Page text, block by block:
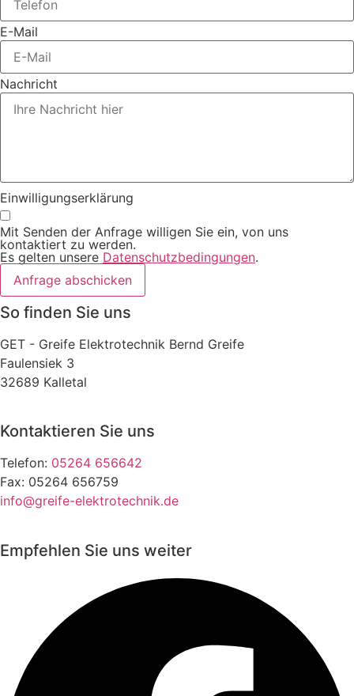
E-Mail
Nachricht
Einwilligungserklärung
Mit Senden der Anfrage willigen Sie ein, von uns
kontaktiert zu werden.
Es gelten unsere Datenschutzbedingungen.
Anfrage abschicken
So finden Sie uns
GET - Greife Elektrotechnik Bernd Greife
Faulensiek 3
32689 Kalletal
Kontaktieren Sie uns
Telefon: 05264 656642
Fax: 05264 656759
info@greife-elektrotechnik.de
Empfehlen Sie uns weiter